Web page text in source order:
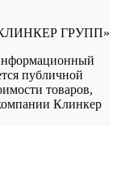
ГРУПП»
публичной
товаров,
Клинкер